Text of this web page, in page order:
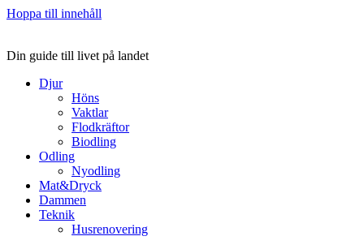
Hoppa till innehåll
Din guide till livet på landet
Djur
Höns
Vaktlar
Flodkräftor
Biodling
Odling
Nyodling
Mat&Dryck
Dammen
Teknik
Husrenovering